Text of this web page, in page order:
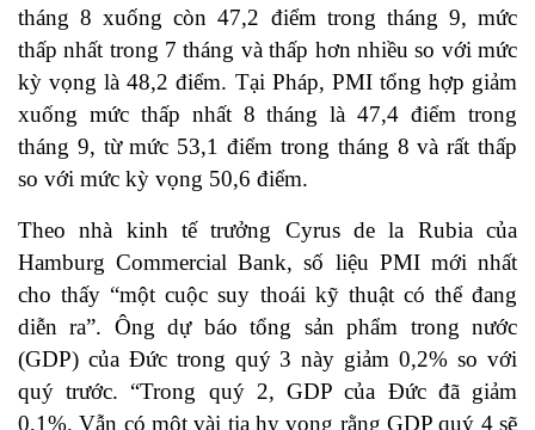
tháng 8 xuống còn 47,2 điểm trong tháng 9, mức
thấp nhất trong 7 tháng và thấp hơn nhiều so với mức
kỳ vọng là 48,2 điểm. Tại Pháp, PMI tổng hợp giảm
xuống mức thấp nhất 8 tháng là 47,4 điểm trong
tháng 9, từ mức 53,1 điểm trong tháng 8 và rất thấp
so với mức kỳ vọng 50,6 điểm.
Theo nhà kinh tế trưởng Cyrus de la Rubia của
Hamburg Commercial Bank, số liệu PMI mới nhất
cho thấy “một cuộc suy thoái kỹ thuật có thể đang
diễn ra”. Ông dự báo tổng sản phẩm trong nước
(GDP) của Đức trong quý 3 này giảm 0,2% so với
quý trước. “Trong quý 2, GDP của Đức đã giảm
0,1%. Vẫn có một vài tia hy vọng rằng GDP quý 4 sẽ